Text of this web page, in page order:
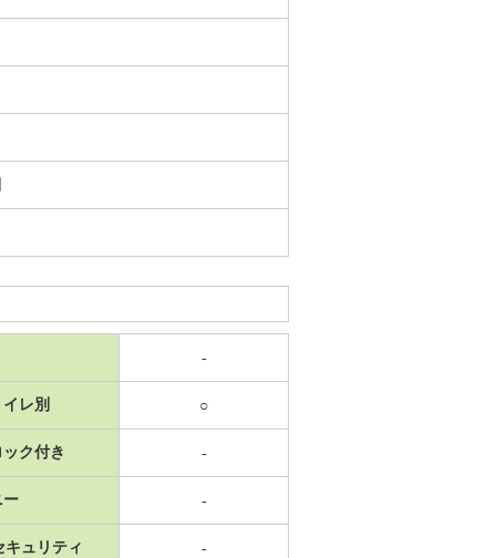
-
レ別 ○
ク付き -
ー -
キュリティ -